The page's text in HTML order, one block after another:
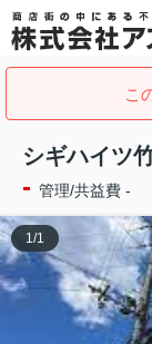
こ
シギハイツ
- 管理/共益費 -
1/1